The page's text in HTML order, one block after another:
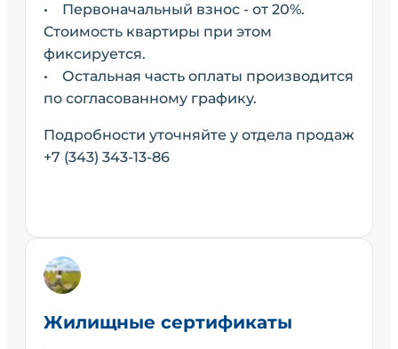
• Первоначальный взнос - от 20%.
Стоимость квартиры при этом
фиксируется.
• Остальная часть оплаты производится
по согласованному графику.
Подробности уточняйте у отдела продаж
+7 (343) 343-13-86
Жилищные сертификаты